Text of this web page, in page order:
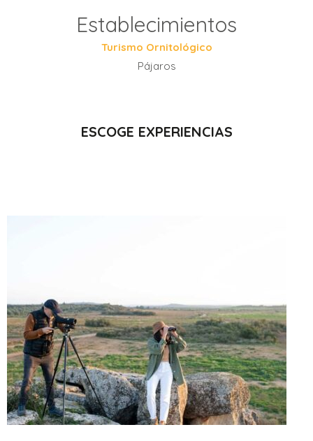
Establecimientos
Turismo Ornitológico
Pájaros
ESCOGE EXPERIENCIAS